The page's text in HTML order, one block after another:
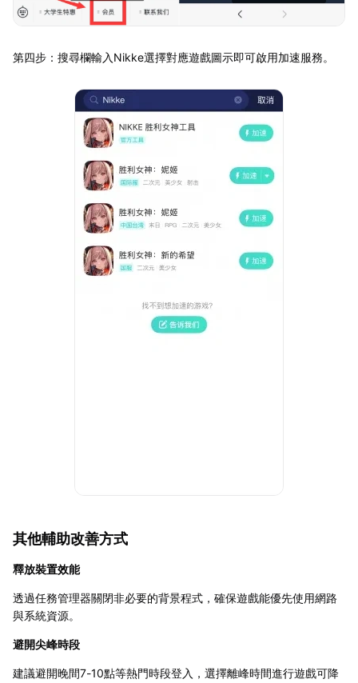
第四步：搜尋欄輸入Nikke選擇對應遊戲圖示即可啟用加速服務。
其他輔助改善方式
釋放裝置效能
透過任務管理器關閉非必要的背景程式，確保遊戲能優先使用網路
與系統資源。
避開尖峰時段
建議避開晚間7-10點等熱門時段登入，選擇離峰時間進行遊戲可降